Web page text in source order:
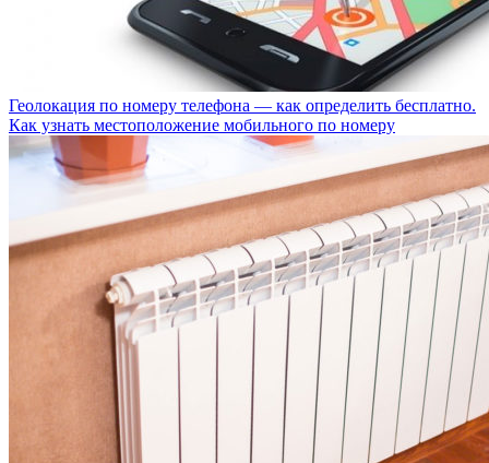
Геолокация по номеру телефона — как определить бесплатно.
Как узнать местоположение мобильного по номеру